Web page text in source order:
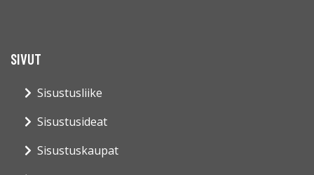
SIVUT
Sisustusliike
Sisustusideat
Sisustuskaupat